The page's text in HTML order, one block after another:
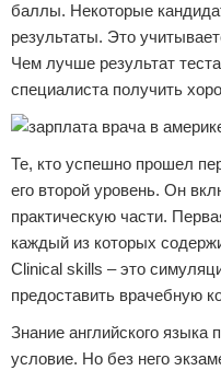
баллы. Некоторые
результаты. Это
Чем лучше результат
специалиста получить
Те, кто успешно прошел
его второй уровень. Он
практическую части.
каждый из которых
Clinical skills – это
предоставить врачебную
Знание английского языка
условие. Но без него